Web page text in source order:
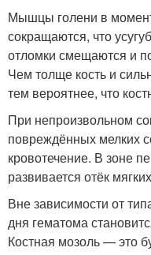
Мышцы голени в
сокращаются, что
отломки смещаются и
Чем толще кость и
тем вероятнее, что
При непроизвольном
повреждённых мелких
кровотечение. В зоне
развивается отёк
Вне зависимости от
дня гематома
Костная мозоль — это